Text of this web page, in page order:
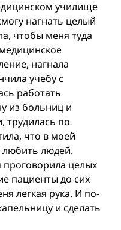
училище
нагнать целый
чтобы меня туда
нагнала
учебу с
работать
из больниц и
трудилась по
что в моей
любить людей.
целых
пациенты до сих
легкая рука. И по-
и сделать